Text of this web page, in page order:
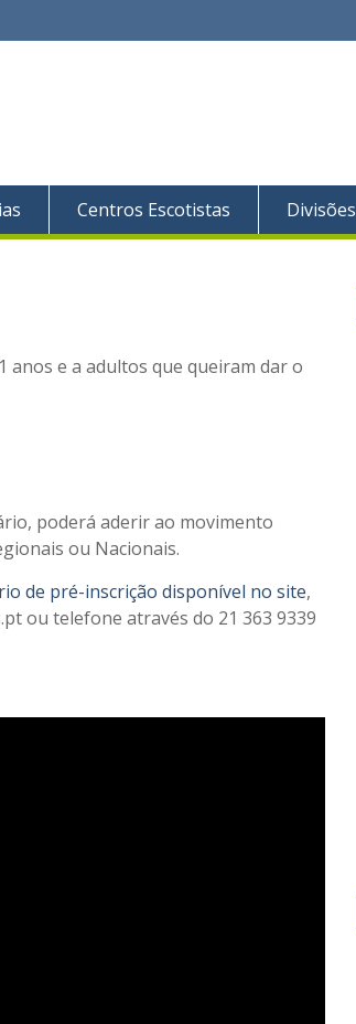
Centros Escotistas Divisões
anos e a adultos que queiram dar o
poderá aderir ao movimento
ou Nacionais.
de pré-inscrição disponível no site,
ou telefone através do 21 363 9339